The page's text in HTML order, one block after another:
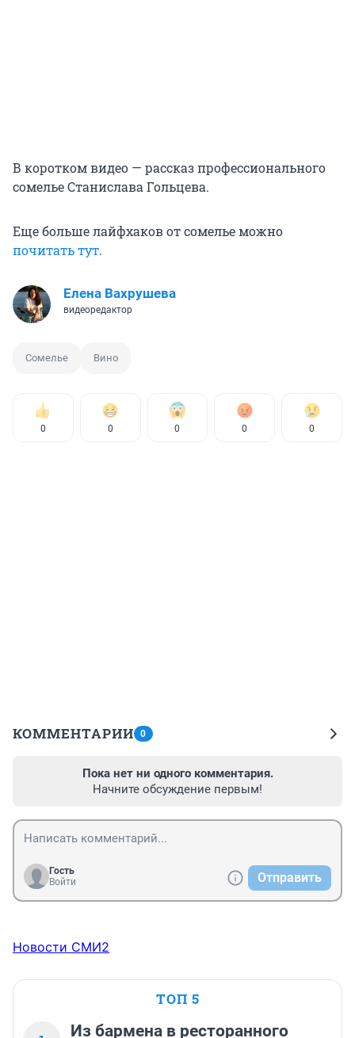
В коротком видео — рассказ профессионального
сомелье Станислава Гольцева.
Еще больше лайфхаков от сомелье можно
почитать тут.
Елена Вахрушева
видеоредактор
Сомелье Вино
0 0 0 0 0
КОММЕНТАРИИ 0
Пока нет ни одного комментария.
Начните обсуждение первым!
Гость
Войти
Отправить
Новости СМИ2
ТОП 5
Из бармена в ресторанного